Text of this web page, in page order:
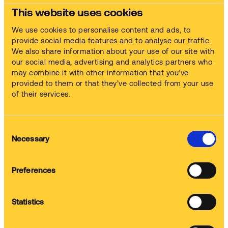
This website uses cookies
We use cookies to personalise content and ads, to
provide social media features and to analyse our traffic.
We also share information about your use of our site with
our social media, advertising and analytics partners who
may combine it with other information that you’ve
provided to them or that they’ve collected from your use
of their services.
Necessary
Preferences
Statistics
Basierend auf 1442 Bewertungen bis Februar 2022
Powered by
Das könnte Sie auch interessieren
Steigern Sie die Effizienz Ihres Teams, indem Sie Ihre
Ultraschall-Teilereinigungsgeräte
Spezifische Reinigungsanwendungen Müssen Sie Rost,